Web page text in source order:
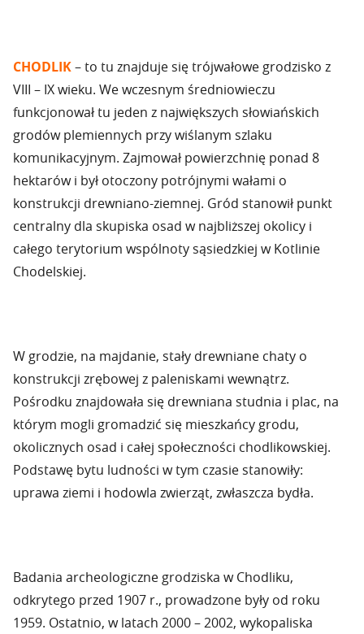
CHODLIK– to tu znajduje się trójwałowe grodzisko z
VIII – IX wieku. We wczesnym średniowieczu
funkcjonował tu jeden z największych słowiańskich
grodów plemiennych przy wiślanym szlaku
komunikacyjnym. Zajmował powierzchnię ponad 8
hektarów i był otoczony potrójnymi wałami o
konstrukcji drewniano-ziemnej. Gród stanowił punkt
centralny dla skupiska osad w najbliższej okolicy i
całego terytorium wspólnoty sąsiedzkiej w Kotlinie
Chodelskiej.
W grodzie, na majdanie, stały drewniane chaty o
konstrukcji zrębowej z paleniskami wewnątrz.
Pośrodku znajdowała się drewniana studnia i plac, na
którym mogli gromadzić się mieszkańcy grodu,
okolicznych osad i całej społeczności chodlikowskiej.
Podstawę bytu ludności w tym czasie stanowiły:
uprawa ziemi i hodowla zwierząt, zwłaszcza bydła.
Badania archeologiczne grodziska w Chodliku,
odkrytego przed 1907 r., prowadzone były od roku
1959. Ostatnio, w latach 2000 – 2002, wykopaliska